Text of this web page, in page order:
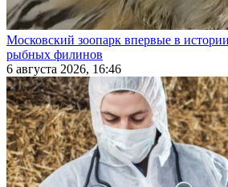
Московский зоопарк впервые в
рыбных филинов
6 августа 2026, 16:46